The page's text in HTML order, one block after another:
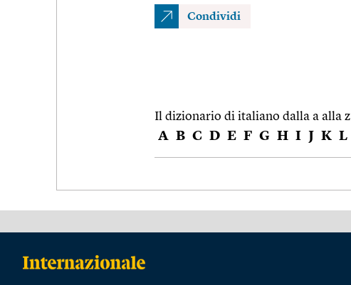
Condividi
Il dizionario di italiano dalla a alla z
A B C D E F G H I J K L